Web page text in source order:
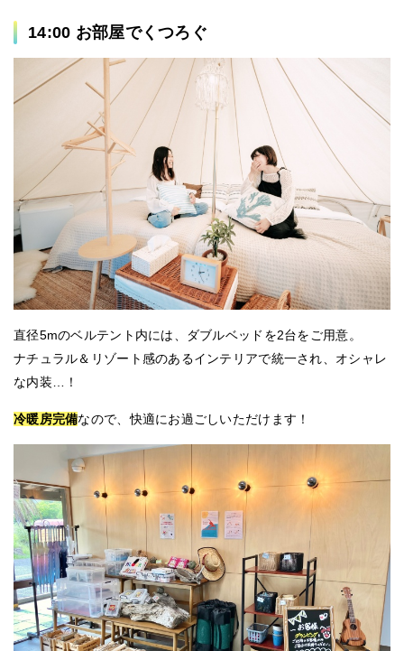
14:00 お部屋でくつろぐ
直径5mのベルテント内には、ダブルベッドを2台をご用意。
ナチュラル＆リゾート感のあるインテリアで統一され、オシャレ
な内装…！
冷暖房完備なので、快適にお過ごしいただけます！